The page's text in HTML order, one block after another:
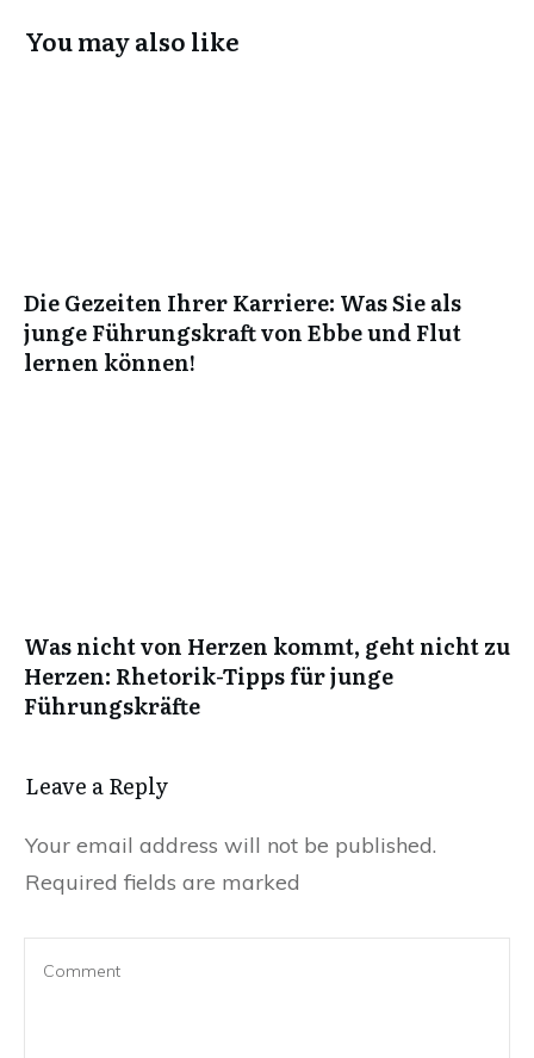
You may also like
Die Gezeiten Ihrer Karriere: Was Sie als
junge Führungskraft von Ebbe und Flut
lernen können!
Was nicht von Herzen kommt, geht nicht zu
Herzen: Rhetorik-Tipps für junge
Führungskräfte
Leave a Reply
Your email address will not be published.
Required fields are marked